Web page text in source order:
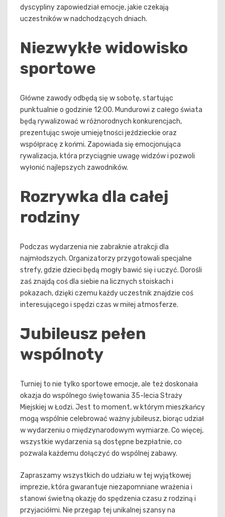
dyscypliny zapowiedział emocje, jakie czekają
uczestników w nadchodzących dniach.
Niezwykłe widowisko
sportowe
Główne zawody odbędą się w sobotę, startując
punktualnie o godzinie 12:00. Mundurowi z całego świata
będą rywalizować w różnorodnych konkurencjach,
prezentując swoje umiejętności jeździeckie oraz
współpracę z końmi. Zapowiada się emocjonująca
rywalizacja, która przyciągnie uwagę widzów i pozwoli
wyłonić najlepszych zawodników.
Rozrywka dla całej
rodziny
Podczas wydarzenia nie zabraknie atrakcji dla
najmłodszych. Organizatorzy przygotowali specjalne
strefy, gdzie dzieci będą mogły bawić się i uczyć. Dorośli
zaś znajdą coś dla siebie na licznych stoiskach i
pokazach, dzięki czemu każdy uczestnik znajdzie coś
interesującego i spędzi czas w miłej atmosferze.
Jubileusz pełen
wspólnoty
Turniej to nie tylko sportowe emocje, ale też doskonała
okazja do wspólnego świętowania 35-lecia Straży
Miejskiej w Łodzi. Jest to moment, w którym mieszkańcy
mogą wspólnie celebrować ważny jubileusz, biorąc udział
w wydarzeniu o międzynarodowym wymiarze. Co więcej,
wszystkie wydarzenia są dostępne bezpłatnie, co
pozwala każdemu dołączyć do wspólnej zabawy.
Zapraszamy wszystkich do udziału w tej wyjątkowej
imprezie, która gwarantuje niezapomniane wrażenia i
stanowi świetną okazję do spędzenia czasu z rodziną i
przyjaciółmi. Nie przegap tej unikalnej szansy na